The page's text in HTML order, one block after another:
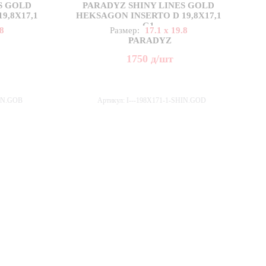
GOLD
PARADYZ SHINY LINES GOLD
HEKSAGON INSERTO D 19,8X17,1
G1
Размер:
17.1 x 19.8
PARADYZ
1750д/шт
Артикул: I---198X171-1-SHIN.GOD